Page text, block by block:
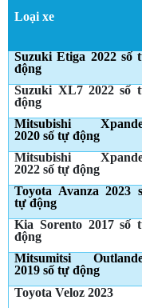
Loại xe
Suzuki Etiga 2022 số
động
Suzuki XL7 2022 số
động
Mitsubishi
2020 số tự động
Mitsubishi
2022 số tự động
Toyota Avanza 2023
tự động
Kia Sorento 2017 số
động
Mitsumitsi
2019 số tự động
Toyota Veloz 2023